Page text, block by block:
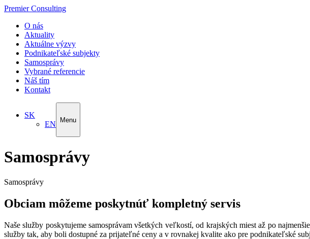
Premier Consulting
O nás
Aktuality
Aktuálne výzvy
Podnikateľské subjekty
Samosprávy
Vybrané referencie
Náš tím
Kontakt
SK
EN
Menu
Samosprávy
Samosprávy
Obciam môžeme poskytnúť kompletný servis
Naše služby poskytujeme samosprávam všetkých veľkostí, od krajských miest až po
služby tak, aby boli dostupné za prijateľné ceny a v rovnakej kvalite ako pre podnikateľské